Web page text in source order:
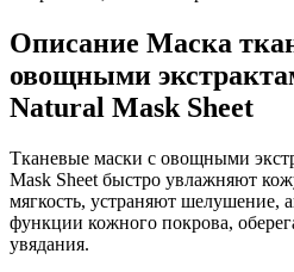
Описание Маска
овощными
Natural Mask Sheet
Тканевые маски с овощными
Mask Sheet быстро увлажняют
мягкость, устраняют шелушение,
функции кожного покрова,
увядания.